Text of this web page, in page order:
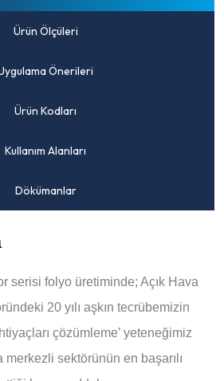
Ürün Ölçüleri
Önerileri
Ürün Kodları
Kullanım Alanları
Dökümanlar
serisi folyo üretiminde; Açık Hava
20 yılı aşkın tecrübemizin
çözümleme’ yeteneğimiz
merkezli sektörünün en başarılı